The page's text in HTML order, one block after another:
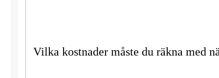
Vilka kostnader måste du räkna med